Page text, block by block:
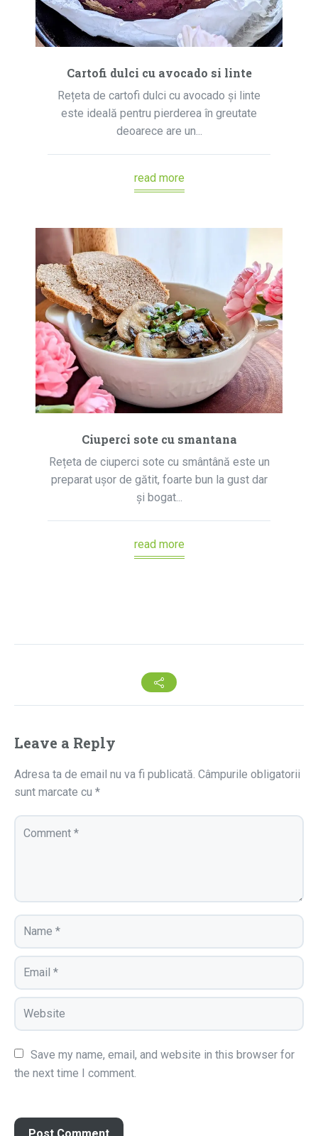
Cartofi dulci cu avocado si linte
Rețeta de cartofi dulci cu avocado și linte
este ideală pentru pierderea în greutate
deoarece are un...
read more
Ciuperci sote cu smantana
Rețeta de ciuperci sote cu smântână este un
preparat ușor de gătit, foarte bun la gust dar
și bogat...
read more
Leave a Reply
Adresa ta de email nu va fi publicată. Câmpurile obligatorii
sunt marcate cu *
Save my name, email, and website in this browser for
the next time I comment.